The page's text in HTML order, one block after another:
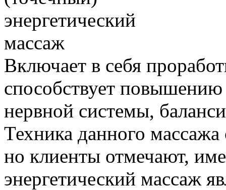
Включает в себя
способствует
нервной системы,
Техника данного
но клиенты отмечают,
энергетический массаж